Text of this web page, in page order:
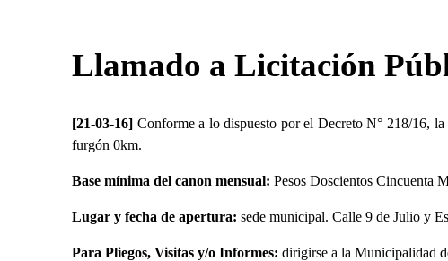
Llamado a Licitación
[21-03-16] Conforme a lo dispuesto por el Decreto N° 218/16,
furgón 0km.
Base mínima del canon mensual: Pesos Doscientos Cincuenta
Lugar y fecha de apertura: sede municipal. Calle 9 de Julio y
Para Pliegos, Visitas y/o Informes: dirigirse a la Municipalidad